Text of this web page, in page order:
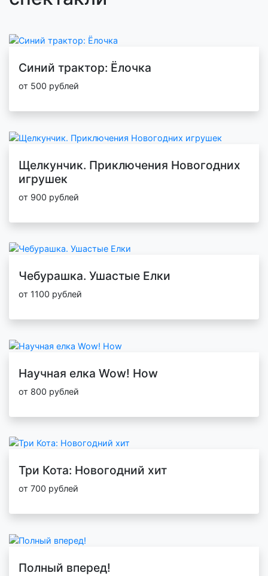
Синий трактор: Ёлочка
от 500 рублей
Щелкунчик. Приключения Новогодних
игрушек
от 900 рублей
Чебурашка. Ушастые Елки
от 1100 рублей
Научная елка Wow! How
от 800 рублей
Три Кота: Новогодний хит
от 700 рублей
Полный вперед!